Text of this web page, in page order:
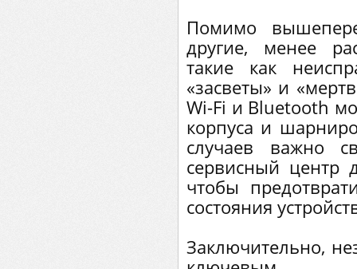
Помимо
другие, менее
такие как
«засветы» и
Wi-Fi и Bluetooth
корпуса и
случаев важно
сервисный центр
чтобы
состояния
Заключительно,